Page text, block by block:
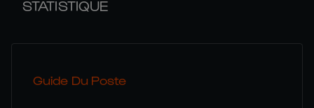
STATISTIQUE
Guide Du Poste